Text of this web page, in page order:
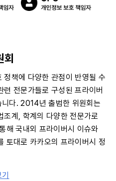
정책에 다양한 관점이 반영될 수
전문가들로 구성된 프라이버
다. 2014년 출범한 위원회는
조계, 학계의 다양한 전문가로
해 국내외 프라이버시 이슈와
토대로 카카오의 프라이버시 정